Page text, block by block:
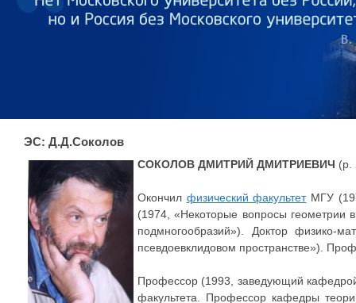
ЭС: Д.Д.Соколов
СОКОЛОВ ДМИТРИЙ ДМИТРИЕВИЧ (р.
Окончил физический факультетМГУ
(1974, «Некоторые вопросы геометрии
подмногообразий»). Доктор физико-
псевдоевклидовом пространстве»).
Профессор (1993, заведующий
факультета. Профессор кафедры